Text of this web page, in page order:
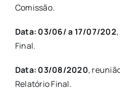
Comissão.
Data: 03/06/ a 17/07/202
Final.
Data: 03/08/2020,
Relatório Final.